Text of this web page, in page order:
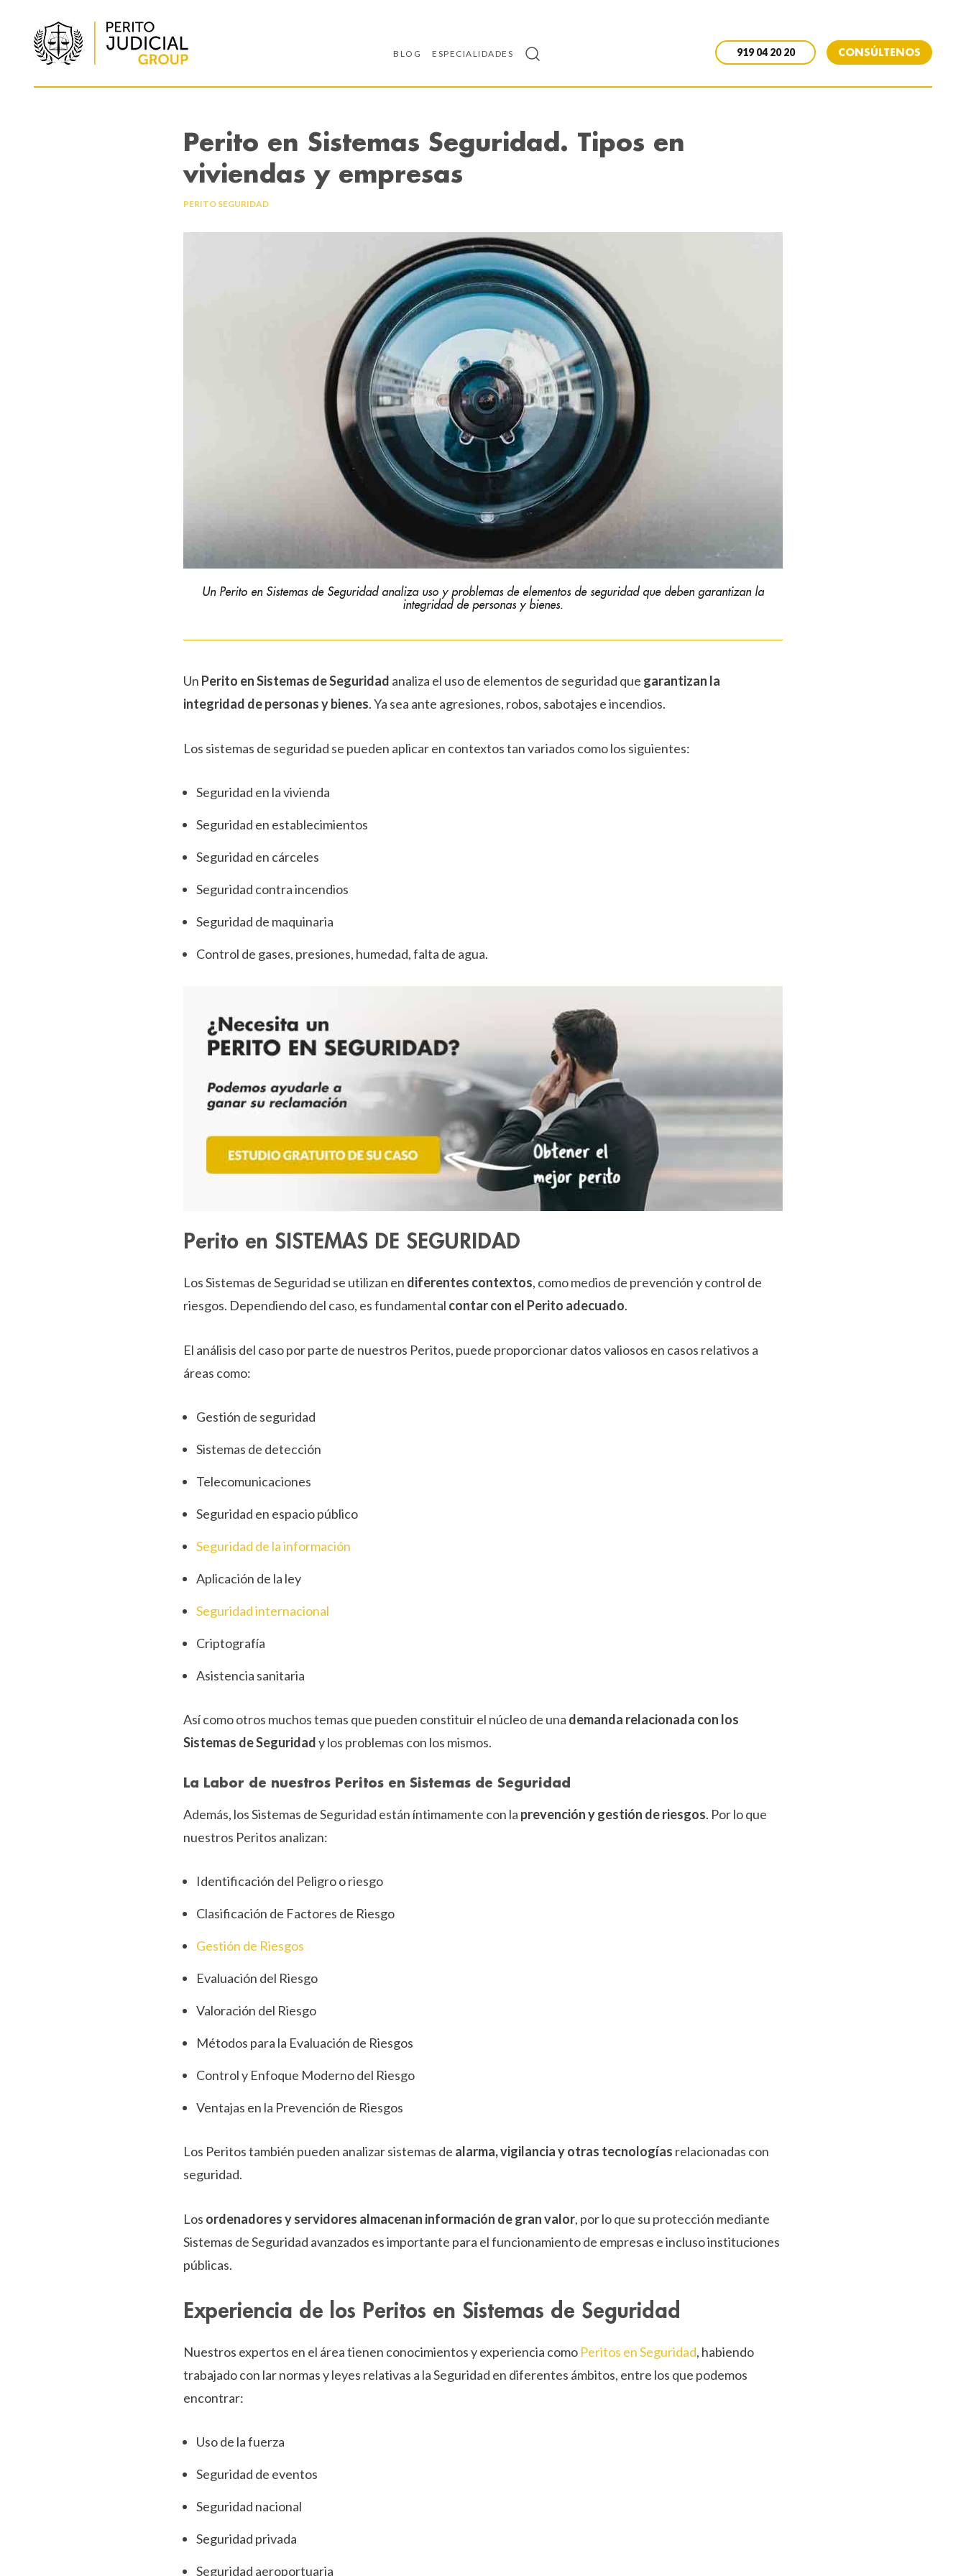
BLOG ESPECIALIDADES 919 04 20 20 CONSÚLTENOS
Perito en Sistemas Seguridad. Tipos en
viviendas y empresas
PERITO SEGURIDAD
Un Perito en Sistemas de Seguridad analiza uso y problemas de elementos de seguridad que deben garantizan la
integridad de personas y bienes.
Un Perito en Sistemas de Seguridad analiza el uso de elementos de seguridad que garantizan la
integridad de personas y bienes. Ya sea ante agresiones, robos, sabotajes e incendios.
Los sistemas de seguridad se pueden aplicar en contextos tan variados como los siguientes:
Seguridad en la vivienda
Seguridad en establecimientos
Seguridad en cárceles
Seguridad contra incendios
Seguridad de maquinaria
Control de gases, presiones, humedad, falta de agua.
Perito en SISTEMAS DE SEGURIDAD
Los Sistemas de Seguridad se utilizan en diferentes contextos, como medios de prevención y control de
riesgos. Dependiendo del caso, es fundamental contar con el Perito adecuado.
El análisis del caso por parte de nuestros Peritos, puede proporcionar datos valiosos en casos relativos a
áreas como:
Gestión de seguridad
Sistemas de detección
Telecomunicaciones
Seguridad en espacio público
Seguridad de la información
Aplicación de la ley
Seguridad internacional
Criptografía
Asistencia sanitaria
Así como otros muchos temas que pueden constituir el núcleo de una demanda relacionada con los
Sistemas de Seguridady los problemas con los mismos.
La Labor de nuestros Peritos en Sistemas de Seguridad
Además, los Sistemas de Seguridad están íntimamente con la prevención y gestión de riesgos. Por lo que
nuestros Peritos analizan:
Identificación del Peligro o riesgo
Clasificación de Factores de Riesgo
Gestión de Riesgos
Evaluación del Riesgo
Valoración del Riesgo
Métodos para la Evaluación de Riesgos
Control y Enfoque Moderno del Riesgo
Ventajas en la Prevención de Riesgos
Los Peritos también pueden analizar sistemas de alarma, vigilancia y otras tecnologías relacionadas con
seguridad.
Los ordenadores y servidores almacenan información de gran valor, por lo que su protección mediante
Sistemas de Seguridad avanzados es importante para el funcionamiento de empresas e incluso instituciones
públicas.
Experiencia de los Peritos en Sistemas de Seguridad
Nuestros expertos en el área tienen conocimientos y experiencia como Peritos en Seguridad, habiendo
trabajado con lar normas y leyes relativas a la Seguridad en diferentes ámbitos, entre los que podemos
encontrar:
Uso de la fuerza
Seguridad de eventos
Seguridad nacional
Seguridad privada
Seguridad aeroportuaria